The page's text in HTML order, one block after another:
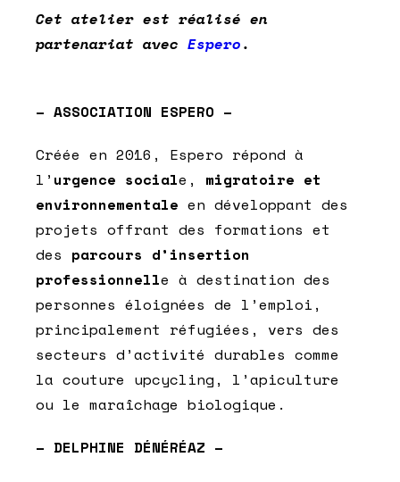
Cet atelier est réalisé en
partenariat avec Espero.
– ASSOCIATION ESPERO –
Créée en 2016, Espero répond à
l’ urgence sociale, migratoire et
environnementale en développant des
projets offrant des formations et
des parcours d’insertion
professionnelle à destination des
personnes éloignées de l’emploi,
principalement réfugiées, vers des
secteurs d’activité durables comme
la couture upcycling, l’apiculture
ou le maraîchage biologique.
– DELPHINE DÉNÉRÉAZ –